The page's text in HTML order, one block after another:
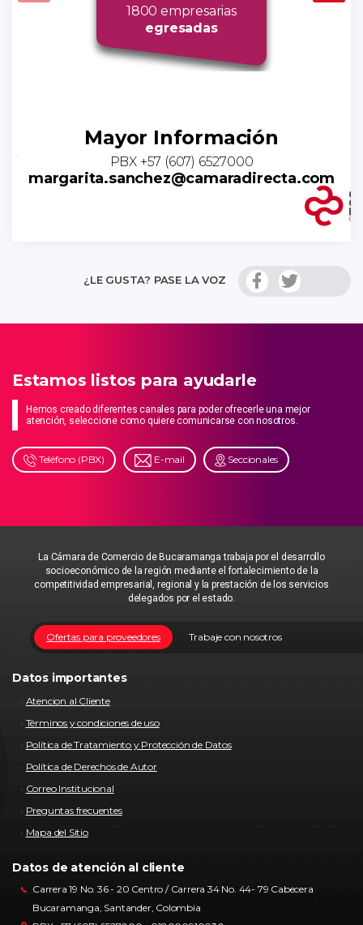
1800 empresarias
egresadas
Mayor Información
PBX +57 (607) 6527000
margarita.sanchez@camaradirecta.com
¿LE GUSTA? PASE LA VOZ
Estamos listos para ayudarle
Hemos creado diferentes canales para poder ofrecerle una mejor
atención, seleccione como quiere comunicarse con nosotros.
Teléfono (PBX) E-mail Seccionales
La Cámara de Comercio de Bucaramanga trabaja por el desarrollo
socioeconómico de la región mediante el fortalecimiento de la
competitividad empresarial, regional y la prestación de los servicios
delegados por el estado.
Trabaje con nosotros
Ofertas para proveedores
Datos importantes
Atencion al Cliente
Términos y condiciones de uso
Política de Tratamiento y Protección de Datos
Política de Derechos de Autor
Correo Institucional
Preguntas frecuentes
Mapa del Sitio
Datos de atención al cliente
Carrera 19 No. 36 - 20 Centro / Carrera 34 No. 44- 79 Cabecera
Bucaramanga, Santander, Colombia